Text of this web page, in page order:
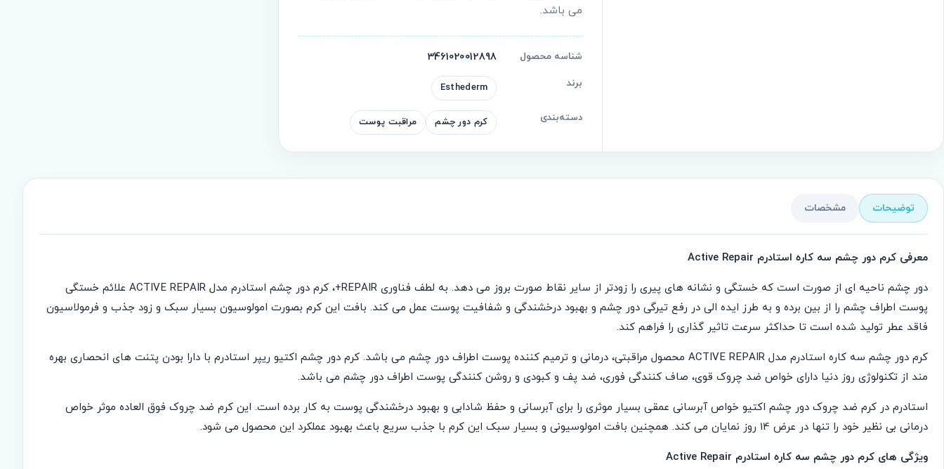
می باشد.
شناسه محصول 3461020012898
برند Esthederm
دسته‌بندی کرم دور چشم مراقبت پوست
توضیحات مشخصات
معرفی کرم دور چشم سه کاره استادرم Active Repair
دور چشم ناحیه ای از صورت است که خستگی و نشانه های پیری را زودتر از سایر نقاط صورت بروز می دهد. به لطف فناوری REPAIR+، کرم دور چشم استادرم مدل ACTIVE REPAIR علائم خستگی
پوست اطراف چشم را از بین برده و به طرز ایده الی در رفع تیرگی دور چشم و بهبود درخشندگی و شفافیت پوست عمل می کند. بافت این کرم بصورت امولوسیون بسیار سبک و زود جذب و فرمولاسیون
فاقد عطر تولید شده است تا حداکثر سرعت تاثیر گذاری را فراهم کند.
کرم دور چشم سه کاره استادرم مدل ACTIVE REPAIR محصول مراقبتی، درمانی و ترمیم کننده پوست اطراف دور چشم می باشد. کرم دور چشم اکتیو ریپر استادرم با دارا بودن پتنت های انحصاری بهره
مند از تکنولوژی روز دنیا دارای خواص ضد چروک قوی، صاف کنندگی فوری، ضد پف و کبودی و روشن کنندگی پوست اطراف دور چشم می باشد.
استادرم در کرم ضد چروک دور چشم اکتیو خواص آبرسانی عمقی بسیار موثری را برای آبرسانی و حفظ شادابی و بهبود درخشندگی پوست به کار برده است. این کرم ضد چروک فوق العاده موثر خواص
درمانی بی نظیر خود را تنها در عرض 14 روز نمایان می کند. همچنین بافت امولوسیونی و بسیار سبک این کرم با جذب سریع باعث بهبود عملکرد این محصول می شود.
ویژگی های کرم دور چشم سه کاره استادرم Active Repair